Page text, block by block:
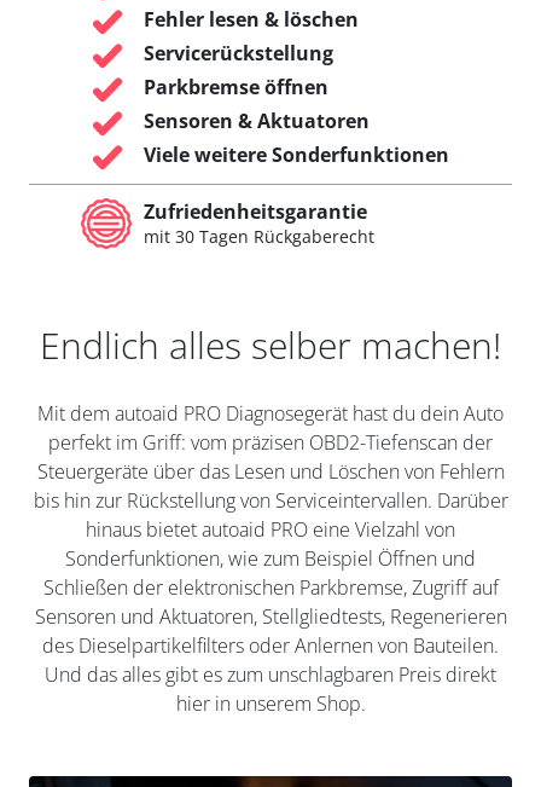
Fehler lesen & löschen
Servicerückstellung
Parkbremse öffnen
Sensoren & Aktuatoren
Viele weitere Sonderfunktionen
Zufriedenheitsgarantie
mit 30 Tagen Rückgaberecht
Endlich alles selber machen!
Mit dem autoaid PRO Diagnosegerät hast du dein Auto
perfekt im Griff: vom präzisen OBD2-Tiefenscan der
Steuergeräte über das Lesen und Löschen von Fehlern
bis hin zur Rückstellung von Serviceintervallen. Darüber
hinaus bietet autoaid PRO eine Vielzahl von
Sonderfunktionen, wie zum Beispiel Öffnen und
Schließen der elektronischen Parkbremse, Zugriff auf
Sensoren und Aktuatoren, Stellgliedtests, Regenerieren
des Dieselpartikelfilters oder Anlernen von Bauteilen.
Und das alles gibt es zum unschlagbaren Preis direkt
hier in unserem Shop.